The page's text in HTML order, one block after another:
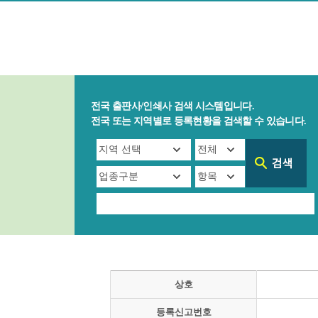
전국 출판사/인쇄사 검색 시스템입니다.
전국 또는 지역별로 등록현황을 검색할 수 있습니다.
상호
등록신고번호